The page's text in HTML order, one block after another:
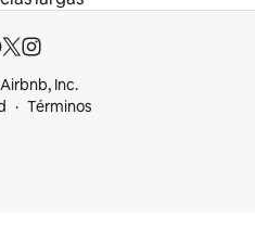
Inc.
Términos